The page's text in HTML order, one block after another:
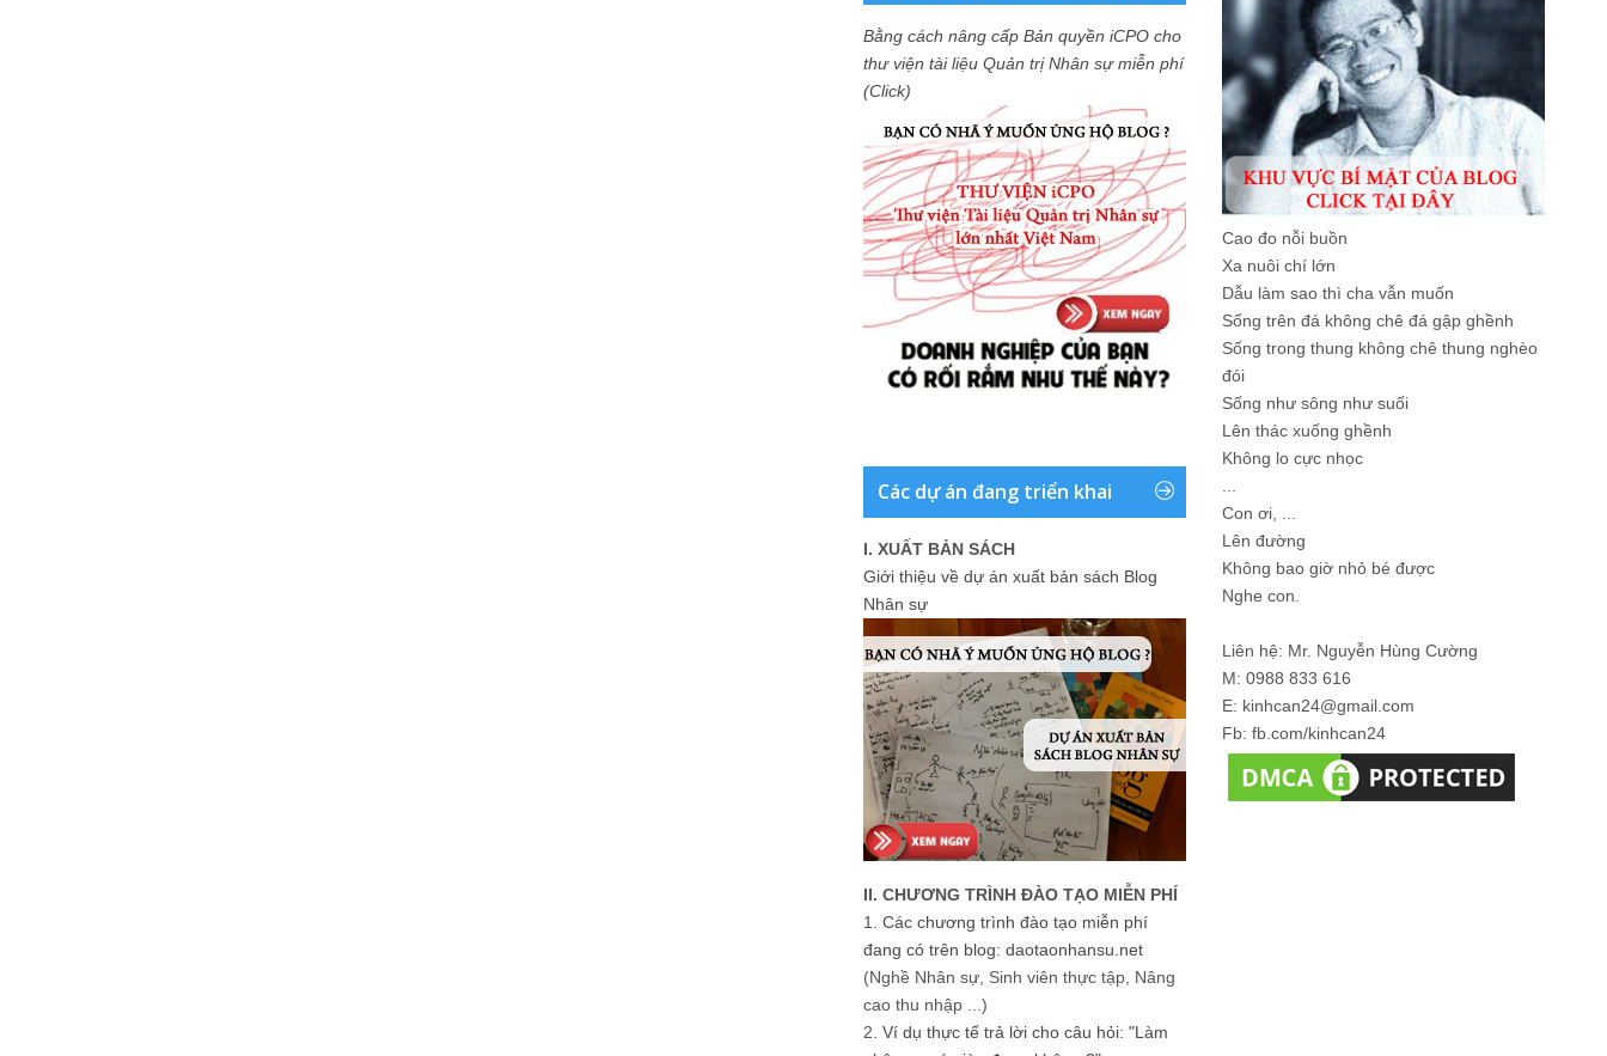
Bằng cách nâng cấp Bản quyền iCPO cho
thư viện tài liệu Quản trị Nhân sự miễn phí
(Click)
Các dự án đang triển khai
I. XUẤT BẢN SÁCH
Giới thiệu về dự án xuất bản sách Blog
Nhân sự
II. CHƯƠNG TRÌNH ĐÀO TẠO MIỄN PHÍ
1. Các chương trình đào tạo miễn phí
đang có trên blog: daotaonhansu.net
(Nghề Nhân sự, Sinh viên thực tập, Nâng
cao thu nhập ...)
2. Ví dụ thực tế trả lời cho câu hỏi: "Làm
Cao đo nỗi buồn
Xa nuôi chí lớn
Dẫu làm sao thì cha vẫn muốn
Sống trên đá không chê đá gập ghềnh
Sống trong thung không chê thung nghèo
đói
Sống như sông như suối
Lên thác xuống ghềnh
Không lo cực nhọc
Con ơi, ...
Lên đường
Không bao giờ nhỏ bé được
Nghe con.
Liên hệ: Mr. Nguyễn Hùng Cường
M: 0988 833 616
E: kinhcan24@gmail.com
Fb: fb.com/kinhcan24